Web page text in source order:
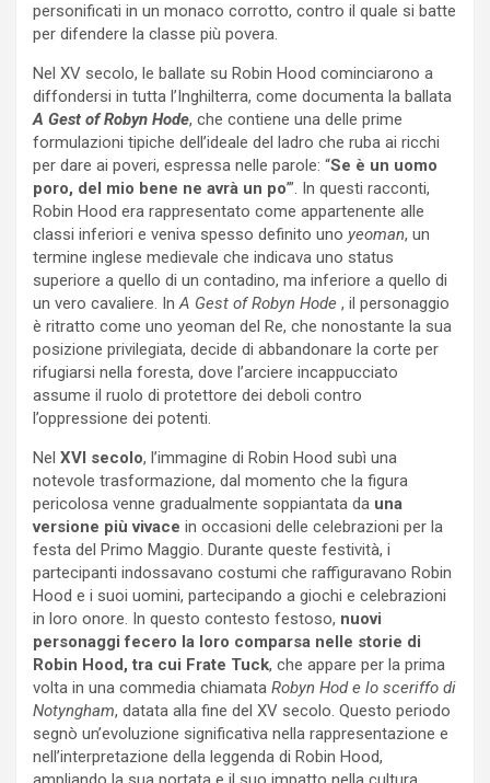
personificati in un monaco corrotto, contro il quale si batte
per difendere la classe più povera.
Nel XV secolo, le ballate su Robin Hood cominciarono a
diffondersi in tutta l’Inghilterra, come documenta la ballata
A Gest of Robyn Hode, che contiene una delle prime
formulazioni tipiche dell’ideale del ladro che ruba ai ricchi
per dare ai poveri, espressa nelle parole: “Se è un uomo
poro, del mio bene ne avrà un po’”. In questi racconti,
Robin Hood era rappresentato come appartenente alle
classi inferiori e veniva spesso definito uno yeoman, un
termine inglese medievale che indicava uno status
superiore a quello di un contadino, ma inferiore a quello di
un vero cavaliere. InA Gest of Robyn Hode , il personaggio
è ritratto come uno yeoman del Re, che nonostante la sua
posizione privilegiata, decide di abbandonare la corte per
rifugiarsi nella foresta, dove l’arciere incappucciato
assume il ruolo di protettore dei deboli contro
l’oppressione dei potenti.
Nel XVI secolo, l’immagine di Robin Hood subì una
notevole trasformazione, dal momento che la figura
pericolosa venne gradualmente soppiantata da una
versione più vivace in occasioni delle celebrazioni per la
festa del Primo Maggio. Durante queste festività, i
partecipanti indossavano costumi che raffiguravano Robin
Hood e i suoi uomini, partecipando a giochi e celebrazioni
in loro onore. In questo contesto festoso, nuovi
personaggi fecero la loro comparsa nelle storie di
Robin Hood, tra cui Frate Tuck, che appare per la prima
volta in una commedia chiamata Robyn Hod e lo sceriffo di
Notyngham, datata alla fine del XV secolo. Questo periodo
segnò un’evoluzione significativa nella rappresentazione e
nell’interpretazione della leggenda di Robin Hood,